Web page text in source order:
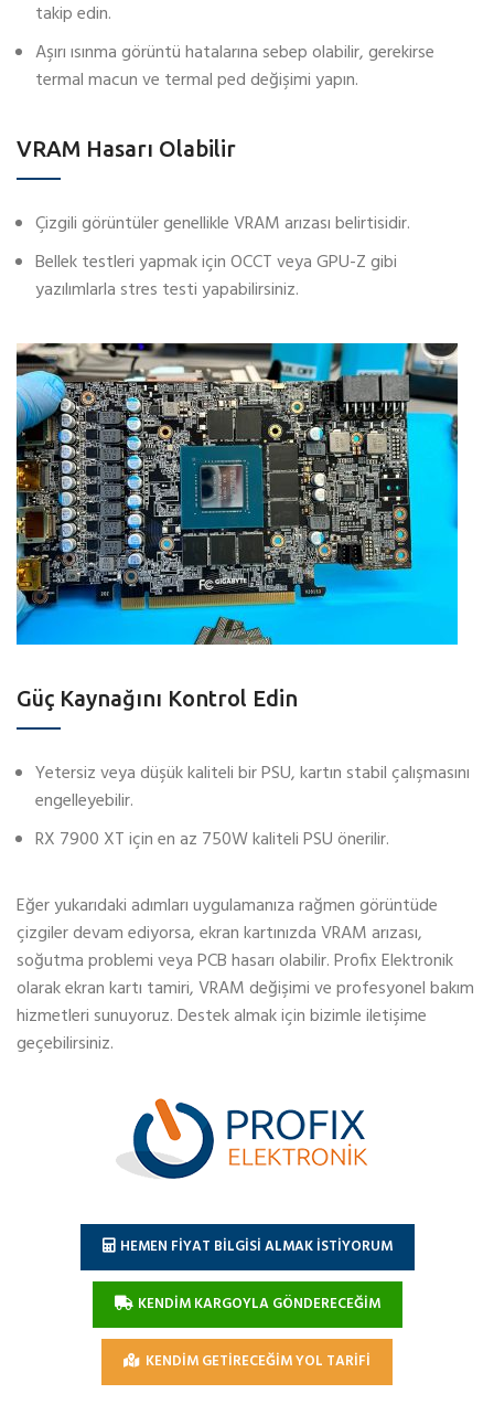
takip edin.
Aşırı ısınma görüntü hatalarına sebep olabilir, gerekirse
termal macun ve termal ped değişimi yapın.
VRAM Hasarı Olabilir
Çizgili görüntüler genellikle VRAM arızası belirtisidir.
Bellek testleri yapmak için OCCT veya GPU-Z gibi
yazılımlarla stres testi yapabilirsiniz.
Güç Kaynağını Kontrol Edin
Yetersiz veya düşük kaliteli bir PSU, kartın stabil çalışmasını
engelleyebilir.
RX 7900 XT için en az 750W kaliteli PSU önerilir.
Eğer yukarıdaki adımları uygulamanıza rağmen görüntüde
çizgiler devam ediyorsa, ekran kartınızda VRAM arızası,
soğutma problemi veya PCB hasarı olabilir. Profix Elektronik
olarak ekran kartı tamiri, VRAM değişimi ve profesyonel bakım
hizmetleri sunuyoruz. Destek almak için bizimle iletişime
geçebilirsiniz.
HEMEN FİYAT BİLGİSİ ALMAK İSTİYORUM
KENDİM KARGOYLA GÖNDERECEĞİM
KENDİM GETİRECEĞİM YOL TARİFİ